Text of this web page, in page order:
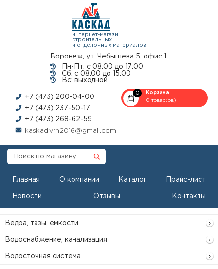
интернет-магазин
строительных
и отделочных материалов
Воронеж, ул. Чебышева 5, офис 1.
Пн-Пт: с 08:00 до 17:00
Сб: с 08:00 до 15:00
Вс: выходной
+7 (473) 200-04-00
+7 (473) 237-50-17
+7 (473) 268-62-59
kaskad.vrn2016@gmail.com
0
Корзина
0 товар(ов)
Главная О компании Каталог Прайс-лист
Новости Отзывы Контакты
Ведра, тазы, емкости
Водоснабжение, канализация
Водосточная система